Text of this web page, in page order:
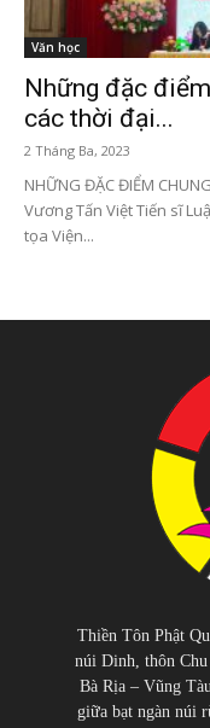
Văn học
Những đặc
các thời đại...
2 Tháng Ba, 2023
NHỮNG ĐẶC ĐIỂM
Vương Tấn Việt Tiến sĩ
tọa Viện...
Thiền Tôn Phật
núi Dinh, thôn
Bà Rịa – Vũng
giữa bạt ngàn núi